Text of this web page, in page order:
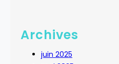
Archives
juin 2025